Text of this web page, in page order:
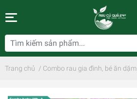
Trang chủ / Combo rau gia đình, bé ăn dặm